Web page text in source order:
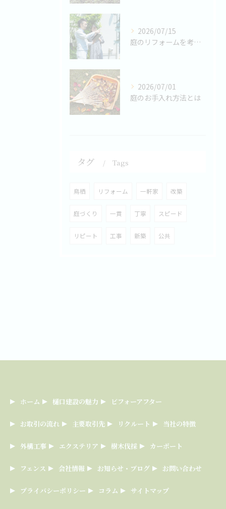
2026/07/15
庭のリフォームを考える際のポイントとは
2026/07/01
庭のお手入れ方法とは
タグ Tags
鳥栖 リフォーム 一軒家 改築
庭づくり 一貫 丁寧 スピード
リピート 工事 新築 公共
ホーム 樋口建設の魅力 ビフォーアフター
お取引の流れ 主要取引先 リクルート 当社の特徴
外構工事 エクステリア 樹木伐採 カーポート
フェンス 会社情報 お知らせ・ブログ お問い合わせ
プライバシーポリシー コラム サイトマップ